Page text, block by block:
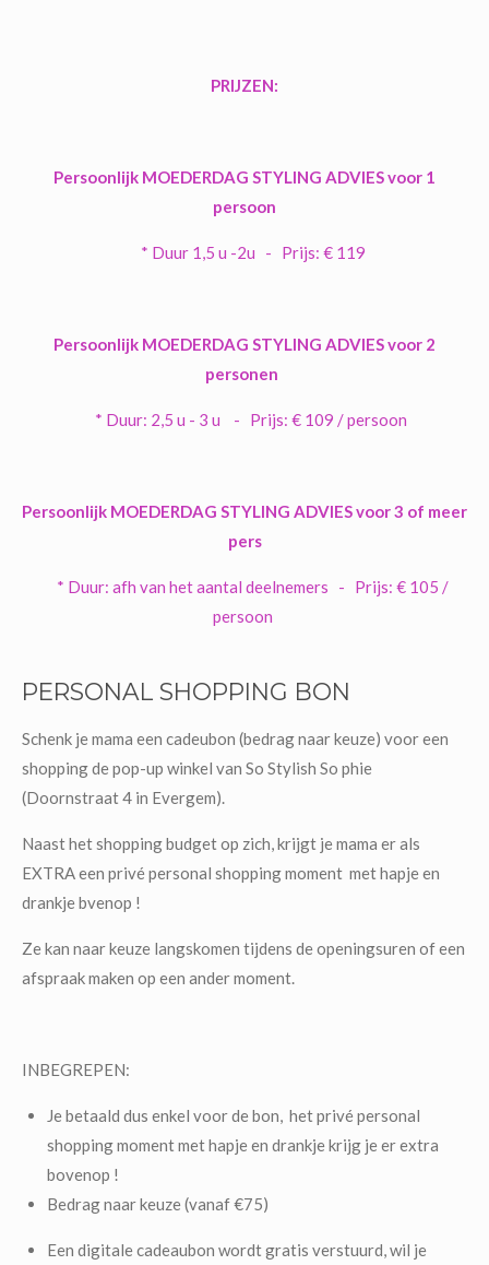
PRIJZEN:
Persoonlijk MOEDERDAG STYLING ADVIES voor 1
persoon
* Duur 1,5 u -2u - Prijs: € 119
Persoonlijk MOEDERDAG STYLING ADVIES voor 2
personen
* Duur: 2,5 u - 3 u - Prijs: € 109 / persoon
Persoonlijk MOEDERDAG STYLING ADVIES voor 3 of meer
pers
* Duur: afh van het aantal deelnemers - Prijs: € 105 /
persoon
PERSONAL SHOPPING BON
Schenk je mama een cadeubon (bedrag naar keuze) voor een
shopping de pop-up winkel van So Stylish So phie
(Doornstraat 4 in Evergem).
Naast het shopping budget op zich, krijgt je mama er als
EXTRA een privé personal shopping moment met hapje en
drankje bvenop !
Ze kan naar keuze langskomen tijdens de openingsuren of een
afspraak maken op een ander moment.
INBEGREPEN:
Je betaald dus enkel voor de bon, het privé personal
shopping moment met hapje en drankje krijg je er extra
bovenop !
Bedrag naar keuze (vanaf €75)
Een digitale cadeaubon wordt gratis verstuurd, wil je